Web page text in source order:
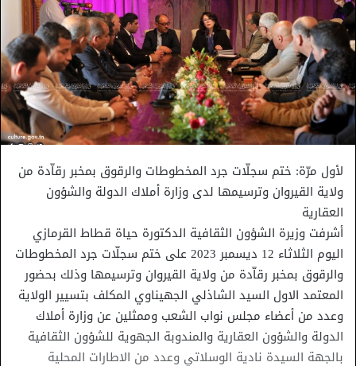
لأول مرّة: ختم سجلّات جرد المخطوطات والرقوق بمخبر رقاّدة من
ولاية القيروان وترسيمها لدى وزارة أملاك الدولة والشؤون
العقارية
أشرفت وزيرة الشؤون الثقافية الدكتورة حياة قطاط القرمازي
اليوم الثلاثاء 12 ديسمبر 2023 على ختم سجلّات جرد المخطوطات
والرقوق بمخبر رقاّدة من ولاية القيروان وترسيمها وذلك بحضور
المعتمد الاول السيد الشاذلي الجهيناوي المكلف بتسيير الولاية
وعدد من أعضاء مجلس نواب الشعب وممثلين عن وزارة أملاك
الدولة والشؤون العقارية والمندوبة الجهوية للشؤون الثقافية
بالجهة السيدة نادية الوسلاتي وعدد من الاطارات المحلية